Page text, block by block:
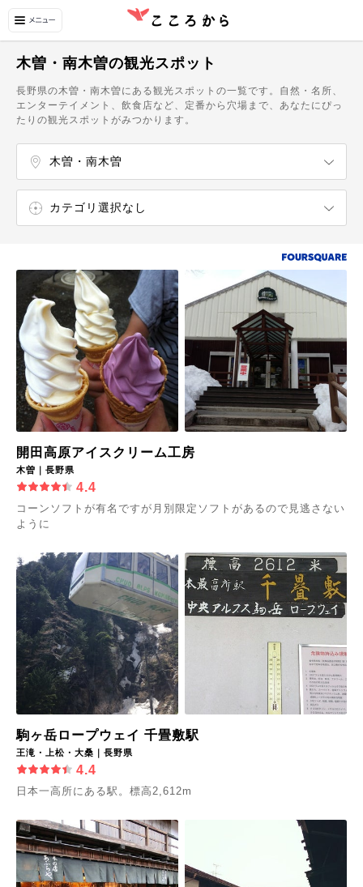
木曽・南木曽の観光スポット
長野県の木曽・南木曽にある観光スポットの一覧です。自然・名所、
エンターテイメント、飲食店など、定番から穴場まで、あなたにぴっ
たりの観光スポットがみつかります。
木曽・南木曽
カテゴリ選択なし
開田高原アイスクリーム工房
木曽｜長野県
4.4
コーンソフトが有名ですが月別限定ソフトがあるので見逃さない
ように
駒ヶ岳ロープウェイ 千畳敷駅
王滝・上松・大桑｜長野県
4.4
日本一高所にある駅。標高2,612m